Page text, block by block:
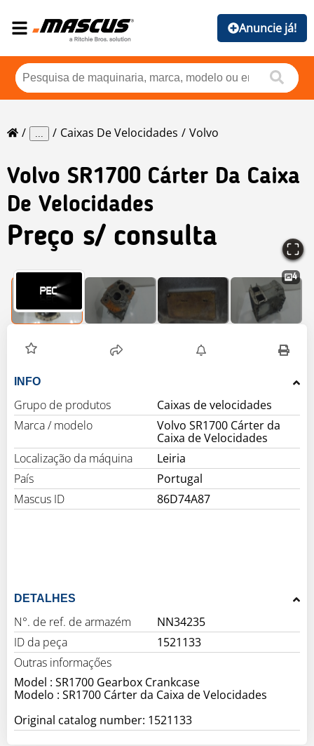
Anuncie já!
... Caixas De Velocidades Volvo
Volvo SR1700 Cárter Da Caixa
De Velocidades
Preço s/ consulta
4
INFO
Grupo de produtos
Caixas de velocidades
Marca / modelo
Volvo SR1700 Cárter da
Caixa de Velocidades
Localização da máquina
Leiria
País
Portugal
Mascus ID
86D74A87
DETALHES
N°. de ref. de armazém
NN34235
ID da peça
1521133
Outras informaçőes
Model : SR1700 Gearbox Crankcase
Modelo : SR1700 Cárter da Caixa de Velocidades
Original catalog number: 1521133